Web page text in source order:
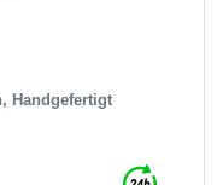
Handgefertigt